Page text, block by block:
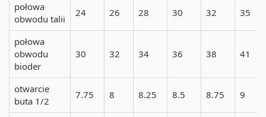
połowa
obwodu talii
24 26 28 30 32 35
połowa
obwodu
bioder
30 32 34 36 38 41
otwarcie
buta 1/2
7.75 8 8.25 8.5 8.75 9